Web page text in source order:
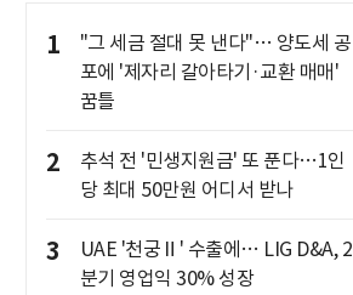
1
"그 세금 절대 못 낸다"… 양도세 공
포에 '제자리 갈아타기·교환 매매'
꿈틀
2
추석 전 '민생지원금' 또 푼다…1인
당 최대 50만원 어디서 받나
3
UAE '천궁Ⅱ' 수출에… LIG D&A, 2
분기 영업익 30% 성장